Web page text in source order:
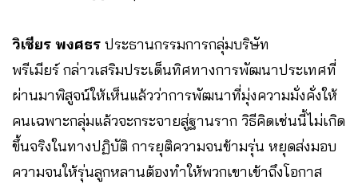
วิเชียร พงศธร ประธานกรรมการกลุ่มบริษัท
พรีเมียร์ กล่าวเสริมประเด็นทิศทางการพัฒนาประเทศที่
ผ่านมาพิสูจน์ให้เห็นแล้วว่าการพัฒนาที่มุ่งความมั่งคั่งให้
คนเฉพาะกลุ่มแล้วจะกระจายสู่ฐานราก วิธีคิดเช่นนี้ไม่เกิด
ขึ้นจริงในทางปฏิบัติ การยุติความจนข้ามรุ่น หยุดส่งมอบ
ความจนให้รุ่นลูกหลานต้องทำให้พวกเขาเข้าถึงโอกาส